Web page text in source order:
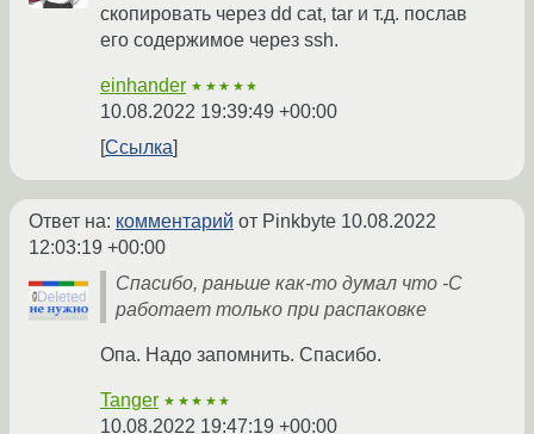
скопировать через dd cat, tar и т.д. послав
его содержимое через ssh.
einhander ★★★★★
10.08.2022 19:39:49 +00:00
Ссылка
Ответ на: комментарий от Pinkbyte 10.08.2022
12:03:19 +00:00
Спасибо, раньше как-то думал что -C
работает только при распаковке
Опа. Надо запомнить. Спасибо.
Tanger ★★★★★
10.08.2022 19:47:19 +00:00